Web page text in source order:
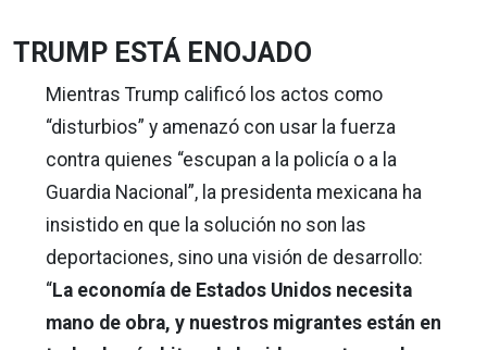
TRUMP ESTÁ ENOJADO
Mientras Trump calificó los actos como
“disturbios” y amenazó con usar la fuerza
contra quienes “escupan a la policía o a la
Guardia Nacional”, la presidenta mexicana ha
insistido en que la solución no son las
deportaciones, sino una visión de desarrollo:
“La economía de Estados Unidos necesita
mano de obra, y nuestros migrantes están en